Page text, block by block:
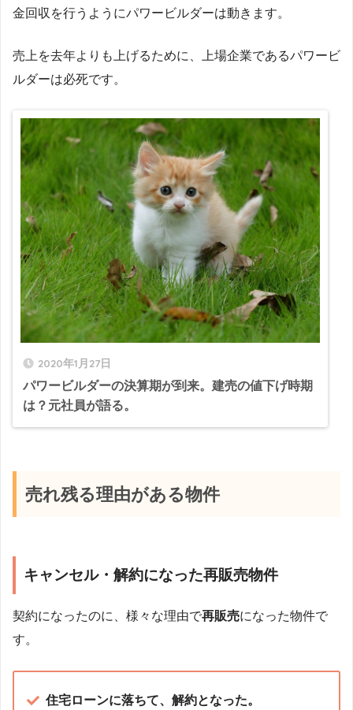
金回収を行うようにパワービルダーは動きます。
売上を去年よりも上げるために、上場企業であるパワービ
ルダーは必死です。
2020年1月27日
パワービルダーの決算期が到来。建売の値下げ時期
は？元社員が語る。
売れ残る理由がある物件
キャンセル・解約になった再販売物件
契約になったのに、様々な理由で再販売になった物件で
す。
住宅ローンに落ちて、解約となった。